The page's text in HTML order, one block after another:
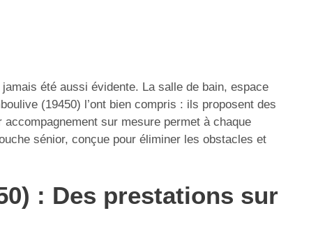
été aussi évidente. La salle de bain, espace
(19450) l’ont bien compris : ils proposent des
sur mesure permet à chaque
sénior, conçue pour éliminer les obstacles et
: Des prestations sur